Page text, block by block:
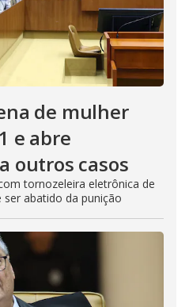
de mulher
e abre
outros casos
tornozeleira eletrônica de
abatido da punição